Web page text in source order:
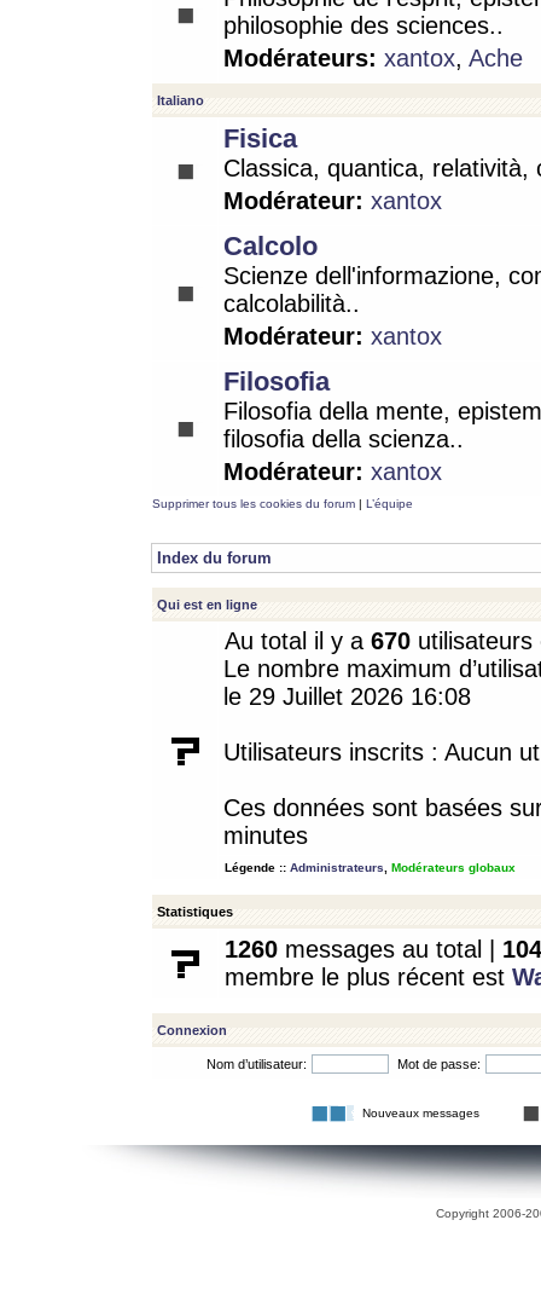
philosophie des sciences..
Modérateurs: xantox, Ache
Italiano
Fisica
Classica, quantica, relatività,
Modérateur: xantox
Calcolo
Scienze dell'informazione,
calcolabilità..
Modérateur: xantox
Filosofia
Filosofia della mente,
filosofia della scienza..
Modérateur: xantox
Supprimer tous les cookies du forum | L’équipe
Index du forum
Qui est en ligne
Au total il y a 670
Le nombre maximum
le 29 Juillet 2026 16:08
Utilisateurs inscrits : Aucun
Ces données sont basées
minutes
Légende :: Administrateurs Modérateurs globaux
Statistiques
1260 messages au total | 104
membre le plus récent est
Connexion
Nom d’utilisateur: Mot de passe:
Nouveaux messages
Copyright 2006-